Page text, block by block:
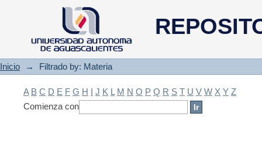
Filtrado by: Materia
Inicio → Filtrado by: Materia
A B C D E F G H I J K L M N O P Q R S T U V W X Y Z
Comienza con